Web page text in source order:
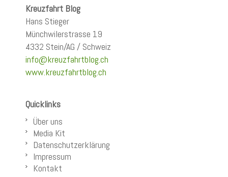
Kreuzfahrt Blog
Hans Stieger
Münchwilerstrasse 19
4332 Stein/AG / Schweiz
info@kreuzfahrtblog.ch
www.kreuzfahrtblog.ch
Quicklinks
Über uns
Media Kit
Datenschutzerklärung
Impressum
Kontakt